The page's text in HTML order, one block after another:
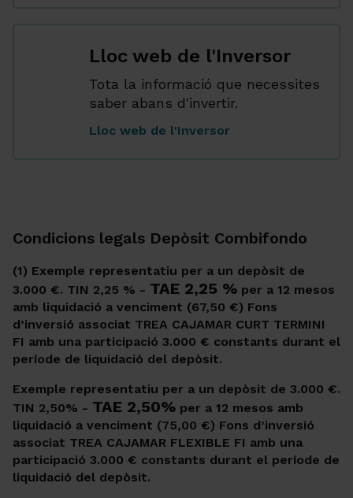
Lloc web de l'Inversor
Tota la informació que necessites
saber abans d'invertir.
Lloc web de l'Inversor
Condicions legals Depòsit Combifondo
(1) Exemple representatiu per a un depòsit de
3.000 €. TIN 2,25 % - TAE 2,25 % per a 12 mesos
amb liquidació a venciment (67,50 €) Fons
d’inversió associat TREA CAJAMAR CURT TERMINI
FI amb una participació 3.000 € constants durant el
període de liquidació del depòsit.
Exemple representatiu per a un depòsit de 3.000 €.
TIN 2,50% - TAE 2,50% per a 12 mesos amb
liquidació a venciment (75,00 €) Fons d’inversió
associat TREA CAJAMAR FLEXIBLE FI amb una
participació 3.000 € constants durant el període de
liquidació del depòsit.